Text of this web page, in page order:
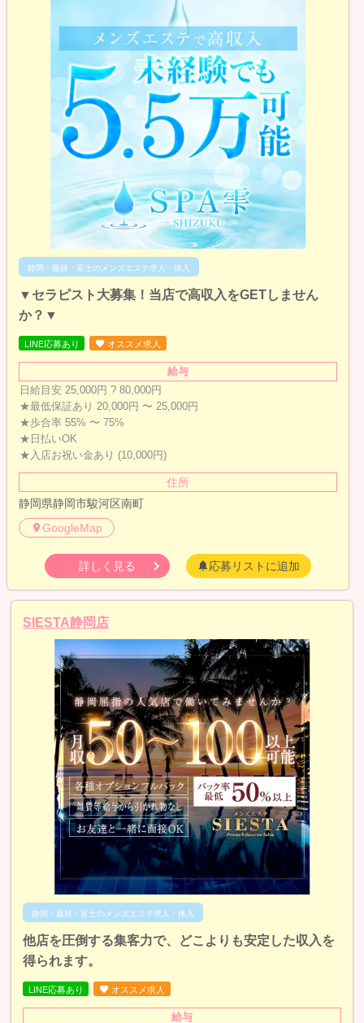
静岡・藤枝・富士のメンズエステ求人・体入
▼セラピスト大募集！当店で高収入をGETしません
か？▼
LINE応募あり オススメ求人
給与
日給目安 25,000円 ? 80,000円
★最低保証あり 20,000円 〜 25,000円
★歩合率 55% 〜 75%
★日払いOK
★入店お祝い金あり (10,000円)
住所
静岡県静岡市駿河区南町
GoogleMap
詳しく見る 応募リストに追加
SIESTA静岡店
静岡・藤枝・富士のメンズエステ求人・体入
他店を圧倒する集客力で、どこよりも安定した収入を
得られます。
LINE応募あり オススメ求人
給与